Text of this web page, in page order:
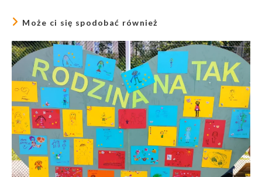
Może ci się spodobać również